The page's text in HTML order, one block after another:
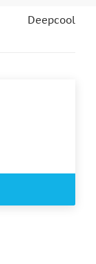
Deepcool